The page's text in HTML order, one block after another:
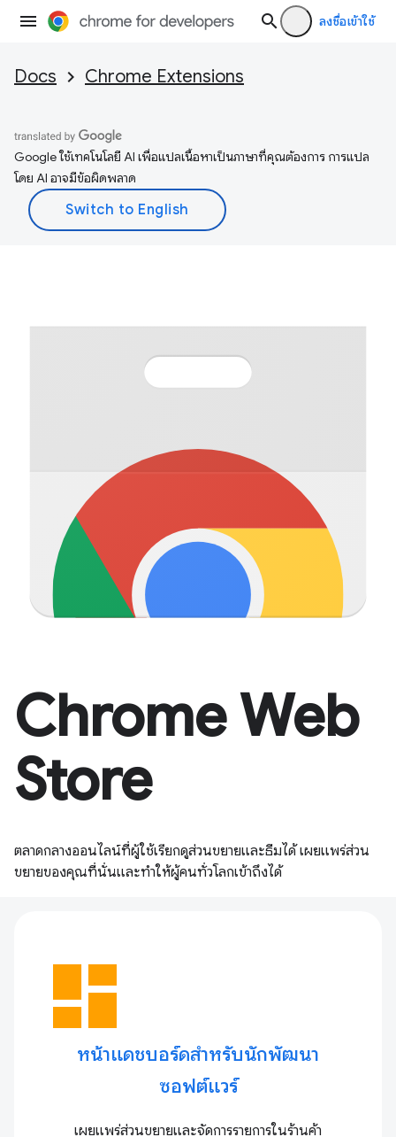
ลงชื่อเข้าใช้
Docs Chrome Extensions
Google ใช้เทคโนโลยี AI เพื่อแปลเนื้อหาเป็นภาษาที่คุณต้องการ การแปล
โดย AI อาจมีข้อผิดพลาด
Chrome Web
Store
ตลาดกลางออนไลน์ที่ผู้ใช้เรียกดูส่วนขยายและธีมได้ เผยแพร่ส่วน
ขยายของคุณที่นั่นและทำให้ผู้คนทั่วโลกเข้าถึงได้
dashboard
หน้าแดชบอร์ดสำหรับนักพัฒนา
ซอฟต์แวร์
เผยแพร่ส่วนขยายและจัดการรายการในร้านค้า